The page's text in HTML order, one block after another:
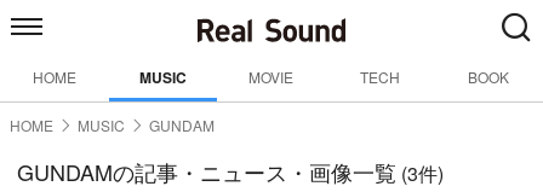
HOME MUSIC MOVIE TECH BOOK
HOME MUSIC GUNDAM
GUNDAMの記事・ニュース・画像一覧 (3件)